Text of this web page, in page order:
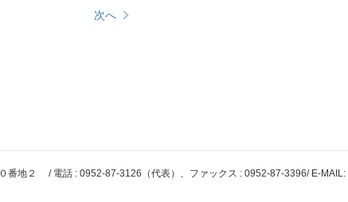
次へ
番地２ / 電話 : 0952-87-3126（代表）、ファックス : 0952-87-3396/ E-MAIL: